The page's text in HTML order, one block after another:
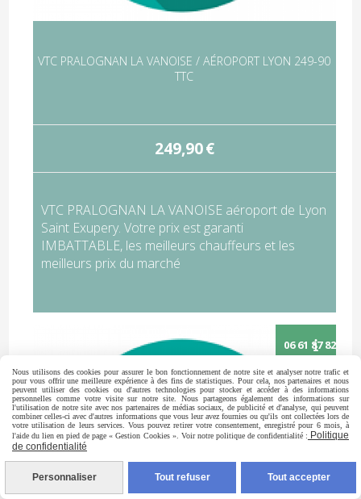
VTC PRALOGNAN LA VANOISE / AÉROPORT LYON 249-90
TTC
249,90€
VTC PRALOGNAN LA VANOISE aéroport de Lyon
Saint Exupery. Votre prix est garanti
IMBATTABLE, les meilleurs chauffeurs et les
meilleurs prix du marché
Appelez-nous
Nous utilisons des cookies pour assurer le bon fonctionnement de notre site et analyser notre trafic et
pour vous offrir une meilleure expérience à des fins de statistiques. Pour cela, nos partenaires et nous
peuvent utiliser des cookies ou d'autres technologies pour stocker et accéder à des informations
personnelles comme votre visite sur notre site. Nous partageons également des informations sur
l'utilisation de notre site avec nos partenaires de médias sociaux, de publicité et d'analyse, qui peuvent
combiner celles-ci avec d'autres informations que vous leur avez fournies ou qu'ils ont collectées lors de
votre utilisation de leurs services. Vous pouvez retirer votre consentement, enregistré pour 6 mois, à
l'aide du lien en pied de page « Gestion Cookies ». Voir notre politique de confidentialité : Politique
de confidentialité
Personnaliser Tout refuser Tout accepter